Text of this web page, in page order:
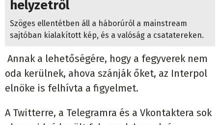
Szöges ellentétben áll a háborúról a mainstream
sajtóban kialakított kép, és a valóság a csatatereken.
oda kerülnek, ahova szánják őket, az Interpol
elnöke is felhívta a figyelmet.
olyan videó került fel, amelyben ukrán